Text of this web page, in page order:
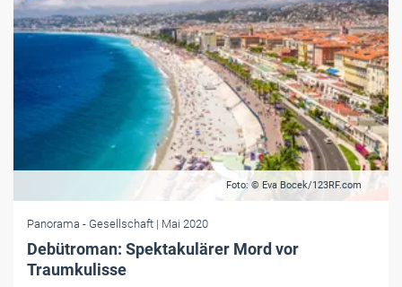
Foto: © Eva Bocek/123RF.com
Panorama - Gesellschaft | Mai 2020
Debütroman: Spektakulärer Mord vor
Traumkulisse